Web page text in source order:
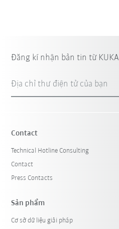
Đăng kí nhận bản tin từ KUKA
Địa chỉ thư điện tử của bạn
Contact
Technical Hotline Consulting
Contact
Press Contacts
Sản phẩm
Cơ sở dữ liệu giải pháp